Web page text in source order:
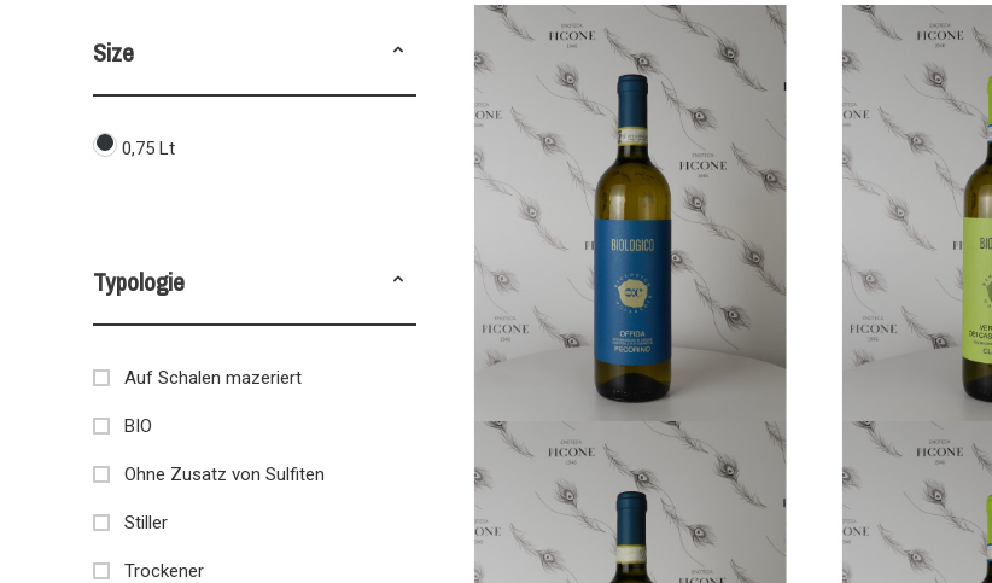
Size
0,75 Lt
Typologie
Auf Schalen mazeriert
BIO
Ohne Zusatz von Sulfiten
Stiller
Trockener